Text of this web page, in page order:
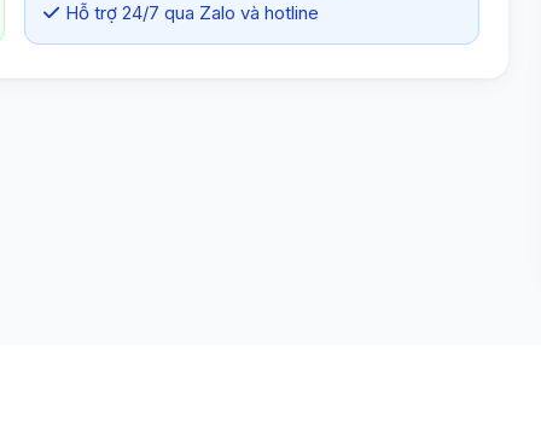
Hỗ trợ 24/7 qua Zalo và hotline